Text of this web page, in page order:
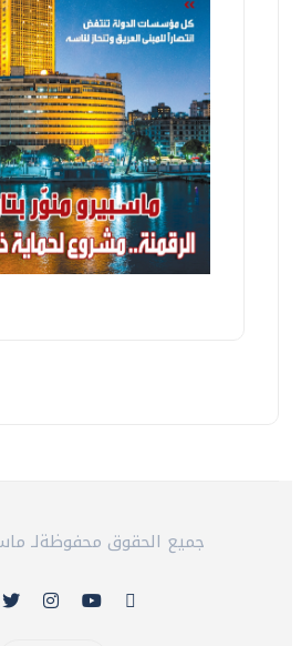
© 2026 جميع الحقوق محفوظةلـ